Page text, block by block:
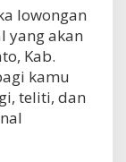
lowongan
yang akan
Kab.
kamu
teliti, dan